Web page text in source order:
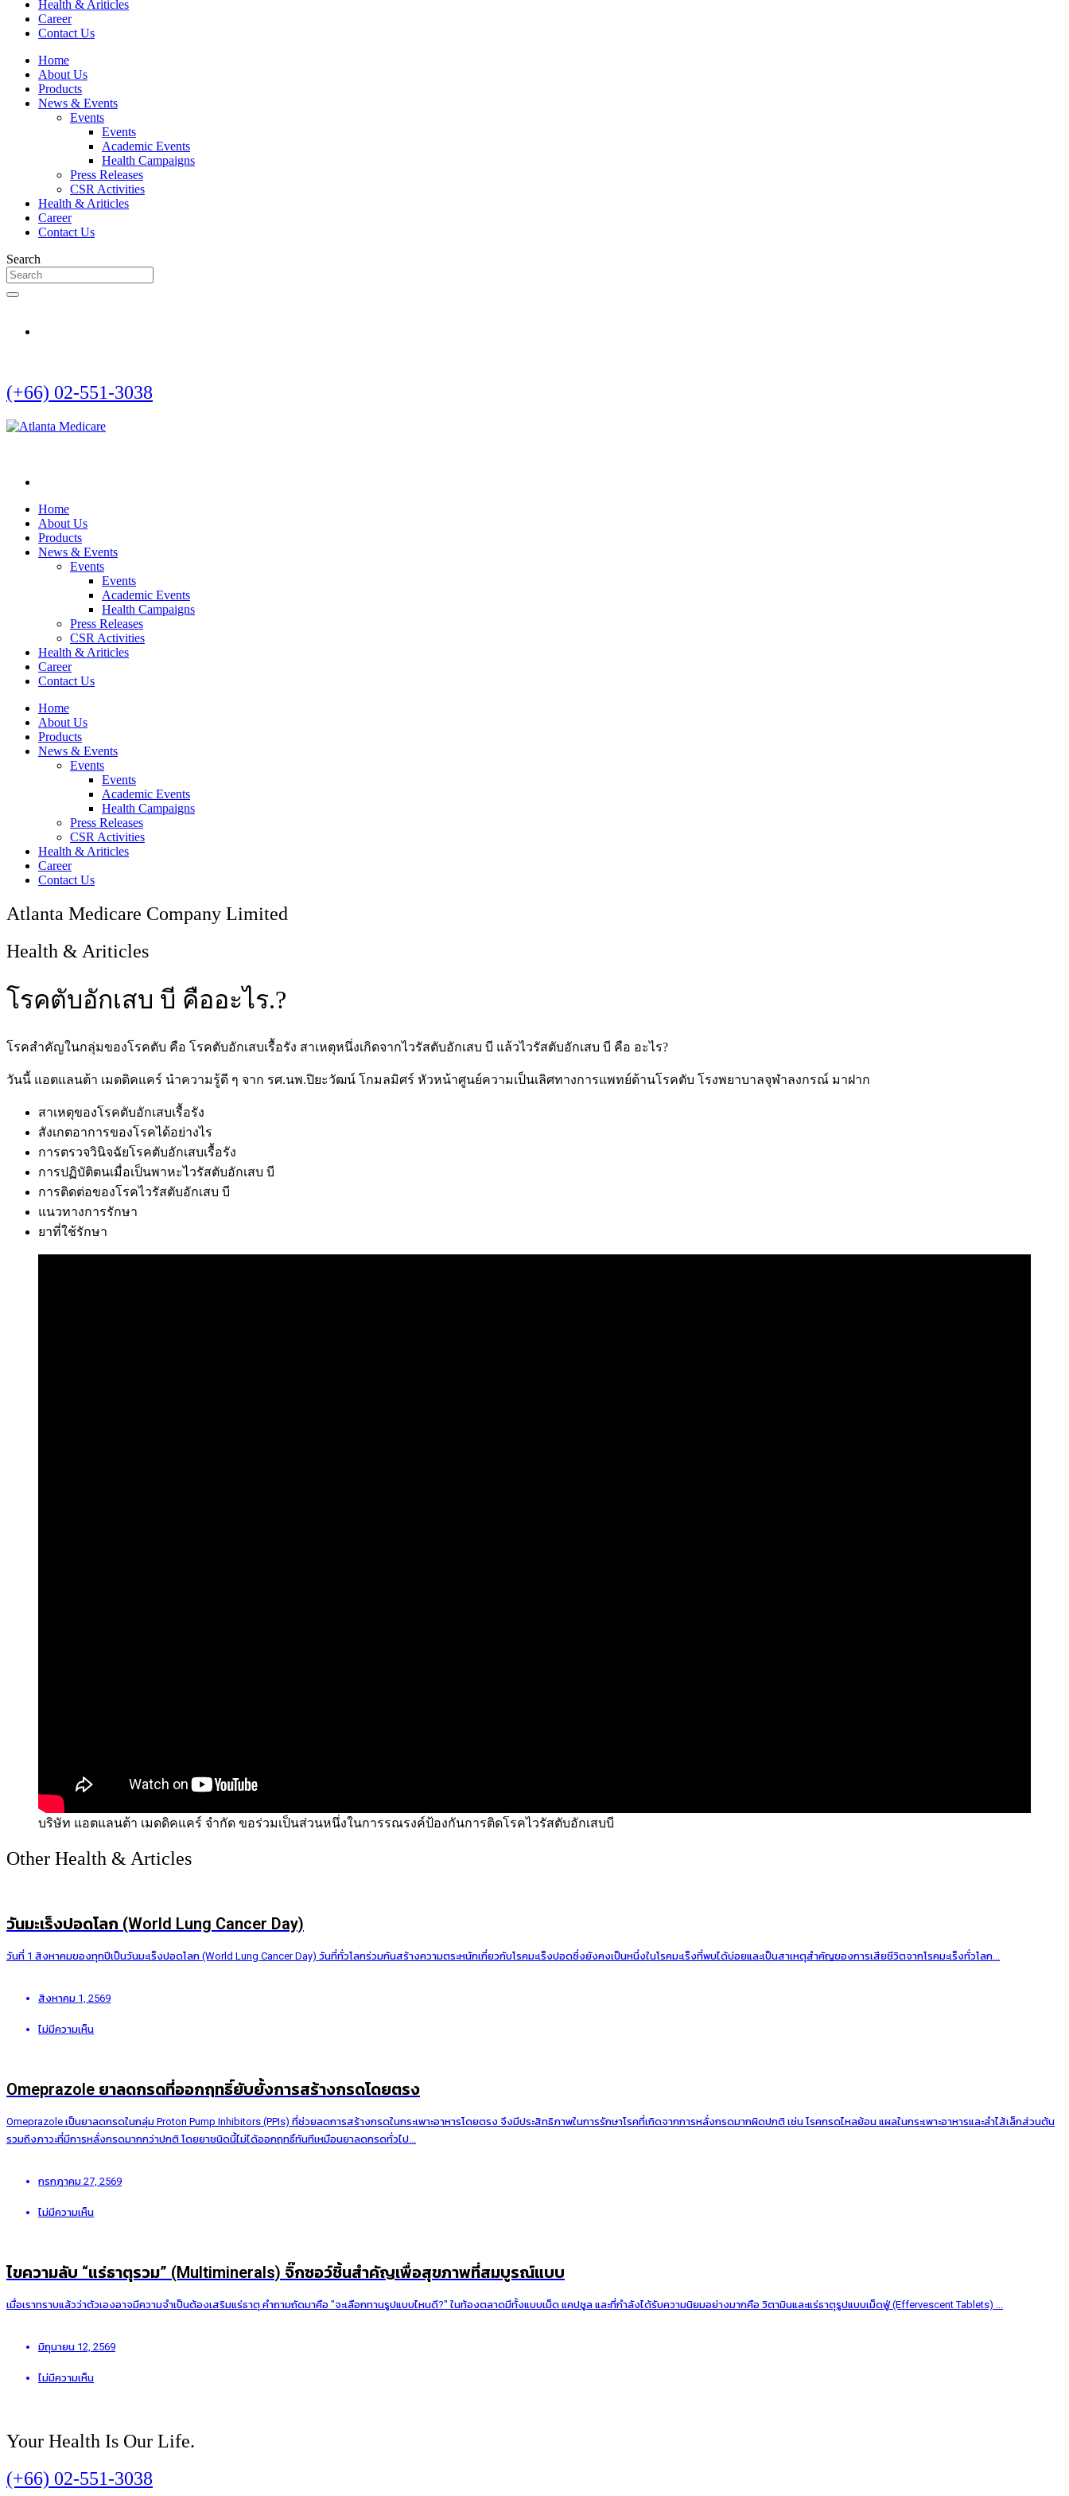
Health & Ariticles
Career
Contact Us
Home
About Us
Products
News & Events
Events
Events
Academic Events
Health Campaigns
Press Releases
CSR Activities
Health & Ariticles
Career
Contact Us
Search
(+66) 02-551-3038
Home
About Us
Products
News & Events
Events
Events
Academic Events
Health Campaigns
Press Releases
CSR Activities
Health & Ariticles
Career
Contact Us
Home
About Us
Products
News & Events
Events
Events
Academic Events
Health Campaigns
Press Releases
CSR Activities
Health & Ariticles
Career
Contact Us
Atlanta Medicare Company Limited
Health & Ariticles
โรคตับอักเสบ บี คืออะไร.?
โรคสำคัญในกลุ่มของโรคตับ คือ โรคตับอักเสบเรื้อรัง สาเหตุหนึ่งเกิดจากไวรัสตับอักเสบ บี แล้วไวรัสตับอักเสบ บี คือ อะไร?
วันนี้ แอตแลนต้า เมดดิคแคร์ นำความรู้ดี ๆ จาก รศ.นพ.ปิยะวัฒน์ โกมลมิศร์ หัวหน้าศูนย์ความเป็นเลิศทางการแพทย์ด้านโรคตับ โรงพยาบาลจุฬาลงกรณ์ มาฝาก
สาเหตุของโรคตับอักเสบเรื้อรัง
สังเกตอาการของโรคได้อย่างไร
การตรวจวินิจฉัยโรคตับอักเสบเรื้อรัง
การปฏิบัติตนเมื่อเป็นพาหะไวรัสตับอักเสบ บี
การติดต่อของโรคไวรัสตับอักเสบ บี
แนวทางการรักษา
ยาที่ใช้รักษา
บริษัท แอตแลนต้า เมดดิคแคร์ จำกัด ขอร่วมเป็นส่วนหนึ่งในการรณรงค์ป้องกันการติดโรคไวรัสตับอักเสบบี
Other Health & Articles
วันมะเร็งปอดโลก (World Lung Cancer Day)
วันที่ 1 สิงหาคมของทุกปีเป็นวันมะเร็งปอดโลก (World Lung Cancer Day) วันที่ทั่วโลกร่วมกันสร้างความตระหนักเกี่ยวกับโรคมะเร็งปอดซึ่งยังคงเป็นหนึ่งในโรคมะเร็งที่พบได้บ่อยและเป็นสาเหตุสำคัญของการเสียชีวิตจากโรคมะเร็งทั่วโลก...
สิงหาคม 1, 2569
ไม่มีความเห็น
Omeprazole ยาลดกรดที่ออกฤทธิ์ยับยั้งการสร้างกรดโดยตรง
Omeprazole เป็นยาลดกรดในกลุ่ม Proton Pump Inhibitors (PPIs) ที่ช่วยลดการสร้างกรดในกระเพาะอาหารโดยตรง จึงมีประสิทธิภาพในการรักษาโรคที่เกิดจากการหลั่งกรดมากผิดปกติ เช่น โรคกรดไหลย้อน แผลในกระเพาะอาหารและลำไส้เล็กส่วนต้น
รวมถึงภาวะที่มีการหลั่งกรดมากกว่าปกติ โดยยาชนิดนี้ไม่ได้ออกฤทธิ์ทันทีเหมือนยาลดกรดทั่วไป...
กรกฎาคม 27, 2569
ไม่มีความเห็น
ไขความลับ “แร่ธาตุรวม” (Multiminerals) จิ๊กซอว์ชิ้นสำคัญเพื่อสุขภาพที่สมบูรณ์แบบ
เมื่อเราทราบแล้วว่าตัวเองอาจมีความจำเป็นต้องเสริมแร่ธาตุ คำถามถัดมาคือ "จะเลือกทานรูปแบบไหนดี?" ในท้องตลาดมีทั้งแบบเม็ด แคปซูล และที่กำลังได้รับความนิยมอย่างมากคือ วิตามินและแร่ธาตุรูปแบบเม็ดฟู่ (Effervescent Tablets) ...
มิถุนายน 12, 2569
ไม่มีความเห็น
Your Health Is Our Life.
(+66) 02-551-3038